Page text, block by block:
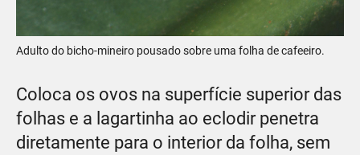
Adulto do bicho-mineiro pousado sobre uma folha de cafeeiro.
Coloca os ovos na superfície superior das
folhas e a lagartinha ao eclodir penetra
diretamente para o interior da folha, sem